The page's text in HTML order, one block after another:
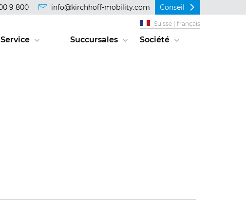
9 800 info@kirchhoff-mobility.com Conseil
Service Succursales Société
Suisse | français